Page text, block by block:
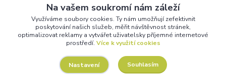
Upravit sběr cookies.
Na vašem soukromí nám záleží
Využíváme soubory cookies. Ty nám umožňují zefektivnit
poskytování našich služeb, měřit návštěvnost stránek,
optimalizovat reklamy a vytvářet uživatelsky příjemné internetové
prostředí. Více k využití cookies
Nastavení Souhlasím